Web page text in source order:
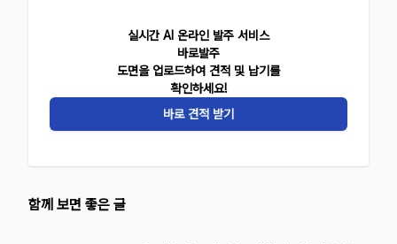
실시간 AI 온라인 발주 서비스
바로발주
도면을 업로드하여 견적 및 납기를
확인하세요!
바로 견적 받기
함께 보면 좋은 글